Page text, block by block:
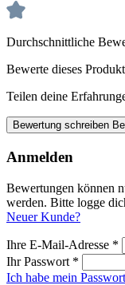
Durchschnittliche
Bewerte dieses
Teilen deine
Bewertung schreiben
Anmelden
Bewertungen können
werden. Bitte logge
Neuer Kunde?
Ihre E-Mail-Adresse *
Ihr Passwort *
Ich habe mein